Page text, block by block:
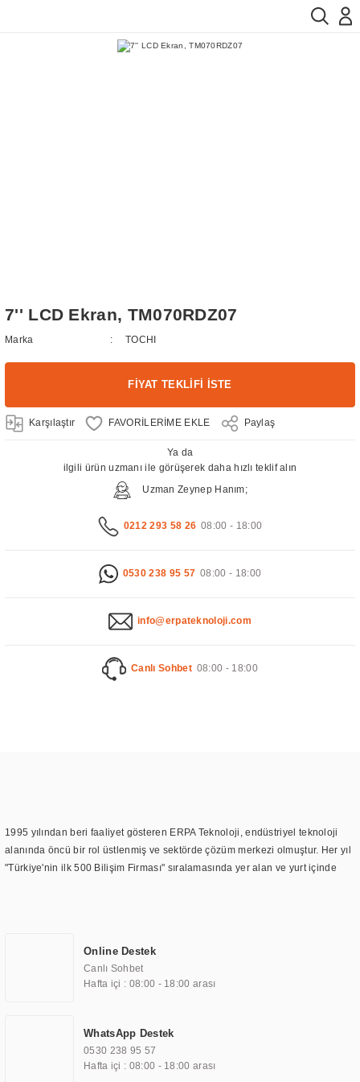
7'' LCD Ekran, TM070RDZ07
Marka TOCHI
FİYAT TEKLİFİ İSTE
Karşılaştır Paylaş
Ya da
ilgili ürün uzmanı ile görüşerek daha hızlı teklif alın
Uzman Zeynep Hanım;
0212 293 58 26 08:00 - 18:00
0530 238 95 57 08:00 - 18:00
info@erpateknoloji.com
Canlı Sohbet 08:00 - 18:00
1995 yılından beri faaliyet gösteren ERPA Teknoloji, endüstriyel teknoloji
alanında öncü bir rol üstlenmiş ve sektörde çözüm merkezi olmuştur. Her yıl
"Türkiye'nin ilk 500 Bilişim Firması" sıralamasında yer alan ve yurt içinde
TOCHI markası altında kendi ürettiği ürünlerde kullanmıştır. Günümüzde
TOCHI; videowall, digital signage, kiosk, totem, akıllı durak ekranı, araç içi
ekran, asansör ekranı, digital menüboard, marin ekran, medikal ekran,
ekranları, endüstriyel ekranlar, kapı önü bilgi ekranları, panel PC,
endüstriyel Panel PC, mini PC, endüstriyel mini PC ve akıllı bina sistemleri
gibi çözümleri 4.5" ile 110” boyutları arasında üretebilirken, ayrıca standart
Online Destek
Canlı Sohbet
Hafta içi : 08:00 - 18:00 arası
WhatsApp Destek
0530 238 95 57
Hafta içi : 08:00 - 18:00 arası